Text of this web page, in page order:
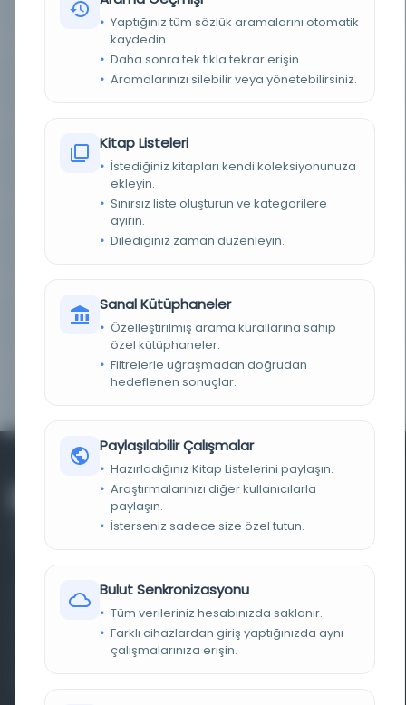
Kitap
Osmanlıca
Evet
İstanbul Büyükşehir Belediyesi Kütüphaneleri
DEMIRBAŞ NUMARASI OE_Yz_000795-11
Sonda 110a-118a yapraklarda fevaid var. Arada 116-
117 yapraklar boştur. Yazar: Kitap 98b Eser: Kitap
109a
Farklı dönem, dil ve coğrafyalara ait tarihî yazma ve
basma eserleri, arşiv belgelerini, süreli yayınları ve görsel
materyalleri bir araya getiren kapsamlı bir dijital
Yaptığınız tüm sözlük aramalarını otomatik
kaydedin.
Daha sonra tek tıkla tekrar erişin.
Aramalarınızı silebilir veya yönetebilirsiniz.
Kitap Listeleri
İstediğiniz kitapları kendi koleksiyonunuza
ekleyin.
Sınırsız liste oluşturun ve kategorilere
ayırın.
Dilediğiniz zaman düzenleyin.
Sanal Kütüphaneler
Özelleştirilmiş arama kurallarına sahip
özel kütüphaneler.
Filtrelerle uğraşmadan doğrudan
hedeflenen sonuçlar.
Paylaşılabilir Çalışmalar
Hazırladığınız Kitap Listelerini paylaşın.
Araştırmalarınızı diğer kullanıcılarla
paylaşın.
İsterseniz sadece size özel tutun.
Bulut Senkronizasyonu
Tüm verileriniz hesabınızda saklanır.
Farklı cihazlardan giriş yaptığınızda aynı
çalışmalarınıza erişin.